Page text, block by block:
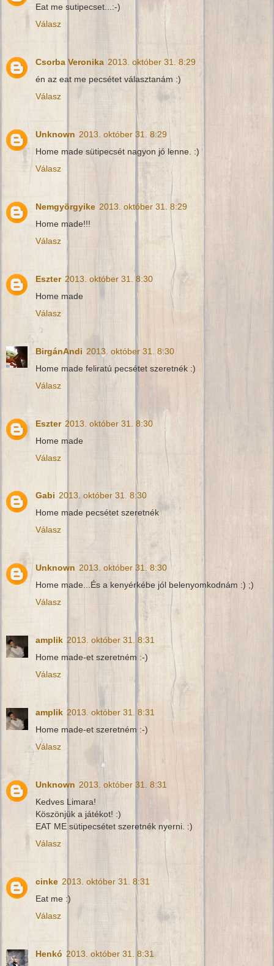
Eat me sutipecset...:-)
Válasz
Csorba Veronika 2013. október 31. 8:29
én az eat me pecsétet választanám :)
Válasz
Unknown 2013. október 31. 8:29
Home made sütipecsét nagyon jó lenne. :)
Válasz
Nemgyörgyike 2013. október 31. 8:29
Home made!!!
Válasz
Eszter 2013. október 31. 8:30
Home made
Válasz
BirgánAndi 2013. október 31. 8:30
Home made feliratú pecsétet szeretnék :)
Válasz
Eszter 2013. október 31. 8:30
Home made
Válasz
Gabi 2013. október 31. 8:30
Home made pecsétet szeretnék
Válasz
Unknown 2013. október 31. 8:30
Home made...És a kenyérkébe jól belenyomkodnám :) ;)
Válasz
amplik 2013. október 31. 8:31
Home made-et szeretném :-)
Válasz
amplik 2013. október 31. 8:31
Home made-et szeretném :-)
Válasz
Unknown 2013. október 31. 8:31
Kedves Limara!
Köszönjük a játékot! :)
EAT ME sütipecsétet szeretnék nyerni. :)
Válasz
cinke 2013. október 31. 8:31
Eat me :)
Válasz
Henkó 2013. október 31. 8:31